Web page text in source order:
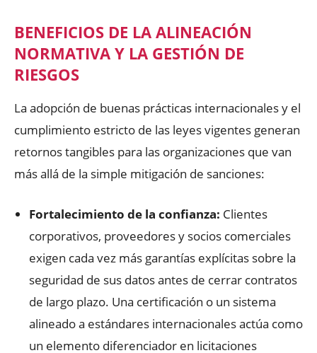
BENEFICIOS DE LA ALINEACIÓN
NORMATIVA Y LA GESTIÓN DE
RIESGOS
La adopción de buenas prácticas internacionales y el
cumplimiento estricto de las leyes vigentes generan
retornos tangibles para las organizaciones que van
más allá de la simple mitigación de sanciones:
Fortalecimiento de la confianza: Clientes
corporativos, proveedores y socios comerciales
exigen cada vez más garantías explícitas sobre la
seguridad de sus datos antes de cerrar contratos
de largo plazo. Una certificación o un sistema
alineado a estándares internacionales actúa como
un elemento diferenciador en licitaciones